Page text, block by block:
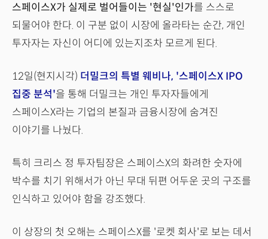
스페이스X가 실제로 벌어들이는 '현실'인가를 스스로
되물어야 한다. 이 구분 없이 시장에 올라타는 순간, 개인
투자자는 자신이 어디에 있는지조차 모르게 된다.
12일(현지시각) 더밀크의 특별 웨비나, '스페이스X IPO
집중 분석'을 통해 더밀크는 개인 투자자들에게
스페이스X라는 기업의 본질과 금융시장에 숨겨진
이야기를 나눴다.
특히 크리스 정 투자팀장은 스페이스X의 화려한 숫자에
박수를 치기 위해서가 아닌 무대 뒤편 어두운 곳의 구조를
인식하고 있어야 함을 강조했다.
이 상장의 첫 오해는 스페이스X를 '로켓 회사'로 보는 데서